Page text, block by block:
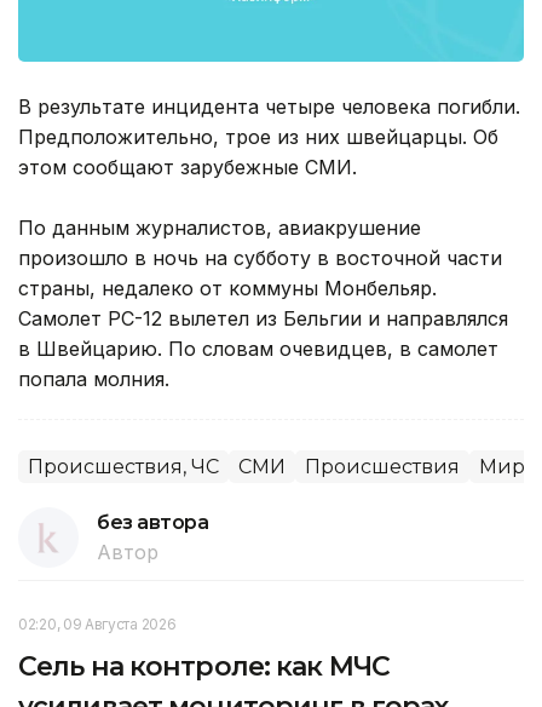
В результате инцидента четыре человека погибли.
Предположительно, трое из них швейцарцы. Об
этом сообщают зарубежные СМИ.
По данным журналистов, авиакрушение
произошло в ночь на субботу в восточной части
страны, недалеко от коммуны Монбельяр.
Самолет РС-12 вылетел из Бельгии и направлялся
в Швейцарию. По словам очевидцев, в самолет
попала молния.
Происшествия, ЧС СМИ Происшествия
без автора
Автор
02:20, 09 Августа 2026
Сель на контроле: как МЧС